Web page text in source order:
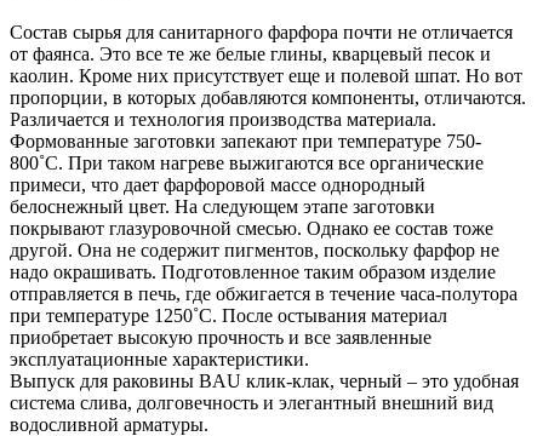
Состав сырья для санитарного фарфора почти не отличается
от фаянса. Это все те же белые глины, кварцевый песок и
каолин. Кроме них присутствует еще и полевой шпат. Но вот
пропорции, в которых добавляются компоненты, отличаются.
Различается и технология производства материала.
Формованные заготовки запекают при температуре 750-
800˚С. При таком нагреве выжигаются все органические
примеси, что дает фарфоровой массе однородный
белоснежный цвет. На следующем этапе заготовки
покрывают глазуровочной смесью. Однако ее состав тоже
другой. Она не содержит пигментов, поскольку фарфор не
надо окрашивать. Подготовленное таким образом изделие
отправляется в печь, где обжигается в течение часа-полутора
при температуре 1250˚С. После остывания материал
приобретает высокую прочность и все заявленные
эксплуатационные характеристики.
Выпуск для раковины BAU клик-клак, черный – это удобная
система слива, долговечность и элегантный внешний вид
водосливной арматуры.